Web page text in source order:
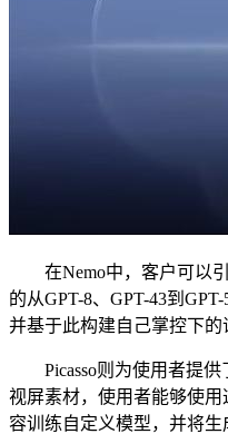
在Nemo中，客户可以引
的从GPT-8、GPT-43到
并基于此构建自己掌控下的
Picasso则为使用者提供
视屏素材，使用者能够使
容训练自定义模型，并将